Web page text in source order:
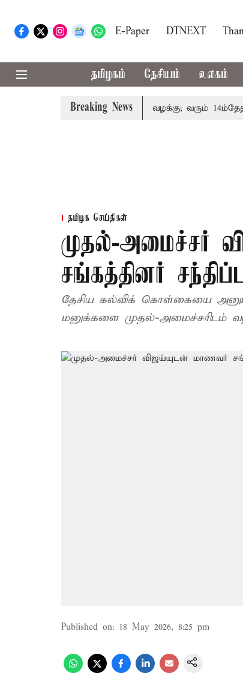
E-Paper DTNEXT
தமிழகம் தேசியம் உலகம்
Breaking News
அரசுப்பணி வழக்கு; வரும் 14ம்தேதி
தமிழக செய்திகள்
முதல்-அமைச்சர்
சங்கத்தினர்
தேசிய கல்விக் கொள்கையை
மனுக்களை முதல்-அமைச்சரிடம்
Published on: 18 May 2026, 8:25 pm